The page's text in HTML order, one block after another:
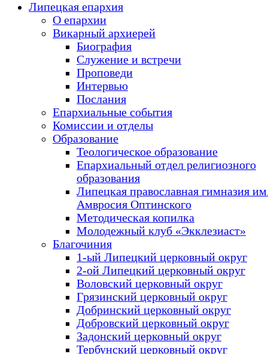
Липецкая епархия
О епархии
Викарный архиерей
Биография
Служение и встречи
Проповеди
Интервью
Послания
Епархиальные события
Комиссии и отделы
Образование
Теологическое образование
Епархиальный отдел религиозного
образования
Липецкая православная гимназия
Амвросия Оптинского
Методическая копилка
Молодежный клуб «Экклезиаст»
Благочиния
1-ый Липецкий церковный округ
2-ой Липецкий церковный округ
Воловский церковный округ
Грязинский церковный округ
Добринский церковный округ
Добровский церковный округ
Задонский церковный округ
Тербунский церковный округ